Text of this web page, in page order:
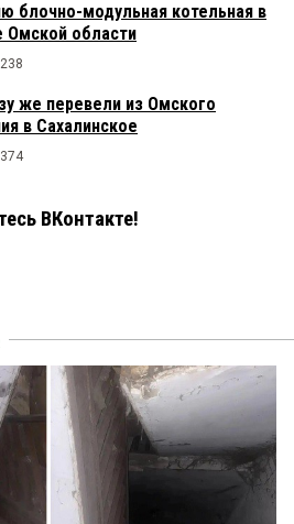
блочно-модульная котельная в
Омской области
238
же перевели из Омского
в Сахалинское
374
ВКонтакте!